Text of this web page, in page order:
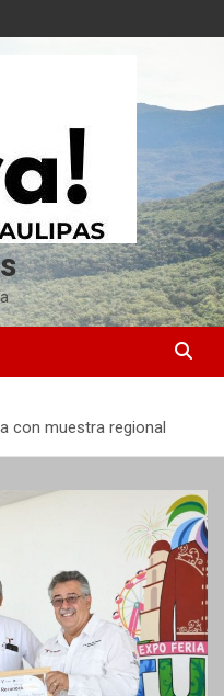
con muestra regional